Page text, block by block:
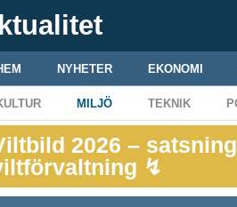
NYHETER EKONOMI
MILJÖ TEKNIK
2026 –
↯